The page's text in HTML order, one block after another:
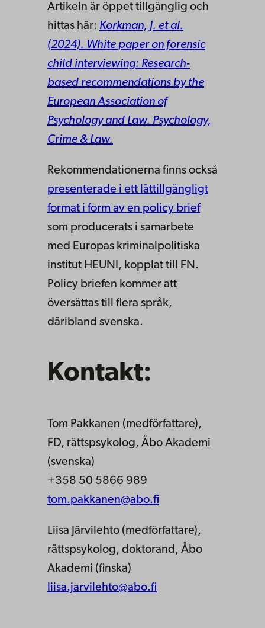
Artikeln är öppet tillgänglig och
hittas här: Korkman, J. et al.
(2024). White paper on forensic
child interviewing: Research-
based recommendations by the
European Association of
Psychology and Law. Psychology,
Crime & Law.
Rekommendationerna finns också
presenterade i ett lättillgängligt
format i form av en policy brief
som producerats i samarbete
med Europas kriminalpolitiska
institut HEUNI, kopplat till FN.
Policy briefen kommer att
översättas till flera språk,
däribland svenska.
Kontakt:
Tom Pakkanen (medförfattare),
FD, rättspsykolog, Åbo Akademi
(svenska)
+358 50 5866 989
tom.pakkanen@abo.fi
Liisa Järvilehto (medförfattare),
rättspsykolog, doktorand, Åbo
Akademi (finska)
liisa.jarvilehto@abo.fi